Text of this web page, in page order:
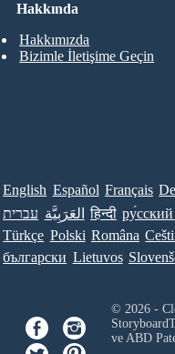
Hakkında
Hakkımızda
Bizimle İletişime Geçin
English Español Français
עברית العَرَبِيَّة हिन्दी
Türkçe Polski Româna
български Lietuvos
© 2026 -
ve ABD